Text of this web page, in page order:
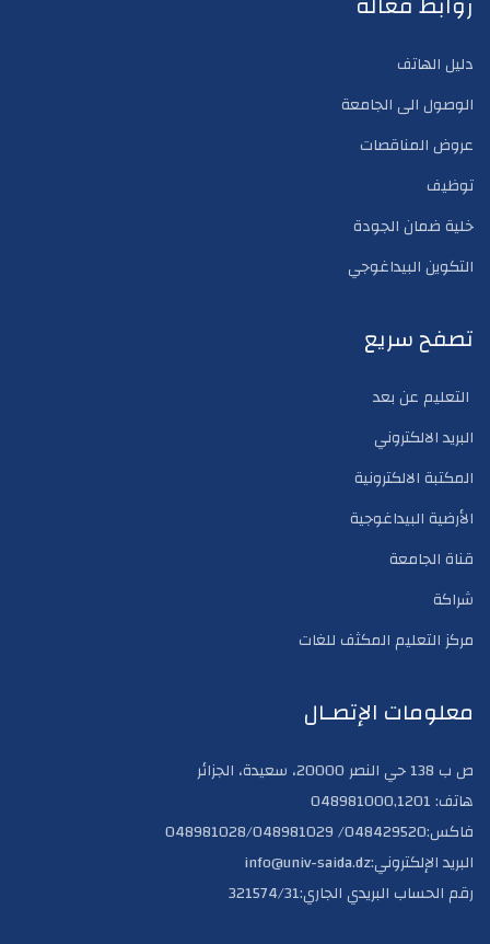
دليل الهاتف
الوصول الى الجامعة
عروض المناقصات
توظيف
خلية ضمان الجودة
التكوين البيداغوجي
تصفح سريع
التعليم عن بعد
البريد الالكتروني
المكتبة الالكترونية
الأرضية البيداغوجية
قناة الجامعة
شراكة
مركز التعليم المكثف للغات
معلومات الإتصـال
ص ب 138 حي النصر 20000، سعيدة، الجزائر
هاتف: 048981000,1201
فاكس:048429520/ 048981028/048981029
البريد الإلكتروني:info@univ-saida.dz
رقم الحساب البريدي الجاري:321574/31